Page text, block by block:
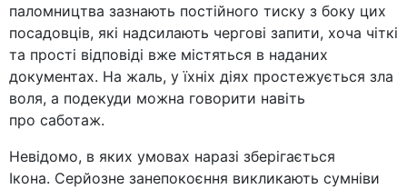
паломництва зазнають постійного тиску з боку цих
посадовців, які надсилають чергові запити, хоча чіткі
та прості відповіді вже містяться в наданих
документах. На жаль, у їхніх діях простежується зла
воля, а подекуди можна говорити навіть
про саботаж.
Невідомо, в яких умовах наразі зберігається
Ікона. Серйозне занепокоєння викликають сумніви